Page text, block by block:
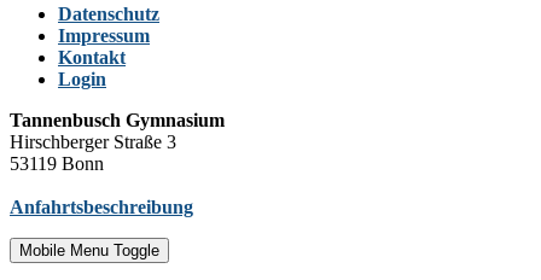
Datenschutz
Impressum
Kontakt
Login
Tannenbusch Gymnasium
Hirschberger Straße 3
53119 Bonn
Anfahrtsbeschreibung
Mobile Menu Toggle